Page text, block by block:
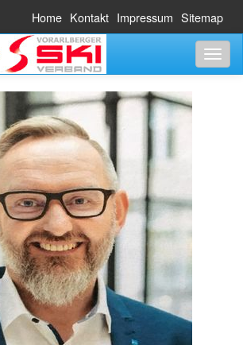
Home Kontakt Impressum Sitemap